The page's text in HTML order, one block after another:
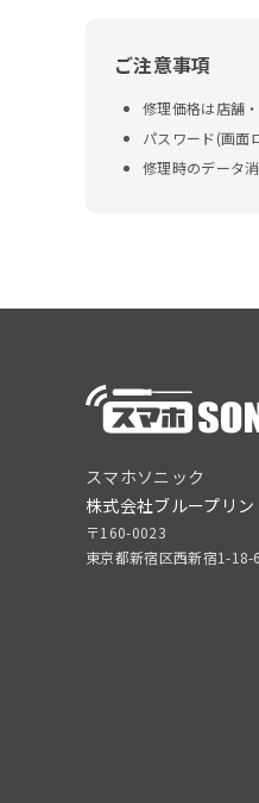
ご注意事項
修理価格は店舗
パスワード(画面
修理時のデータ
スマホソニック
株式会社ブループリン
〒160-0023
東京都新宿区西新宿1-18-